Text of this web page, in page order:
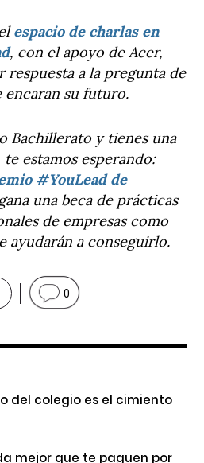
espacio de charlas en
, con el apoyo de Acer,
respuesta a la pregunta de
encaran su futuro.
Bachillerato y tienes una
estamos esperando:
#YouLead de
una beca de prácticas
de empresas como
ayudarán a conseguirlo.
0
del colegio es el cimiento
mejor que te paguen por